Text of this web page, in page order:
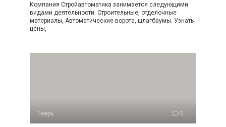
Компания Стройавтоматика занимается следующими
видами деятельности: Строительные, отделочные
материалы, Автоматические ворота, шлагбаумы. Узнать
цены,
Тверь 0